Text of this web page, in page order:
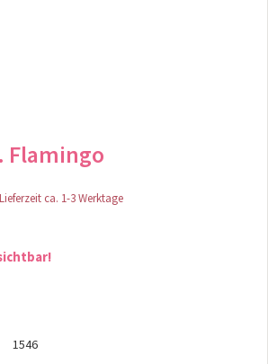
Flamingo
ca. 1-3 Werktage
1546